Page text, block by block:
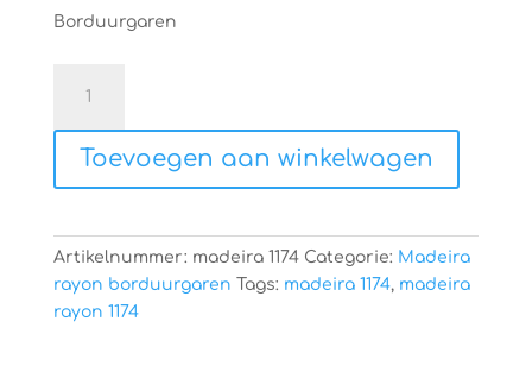
Borduurgaren
rayon
1174
aantal
Toevoegen aan winkelwagen
Artikelnummer: madeira 1174 Categorie: Madeira
rayon borduurgaren Tags: madeira 1174, madeira
rayon 1174